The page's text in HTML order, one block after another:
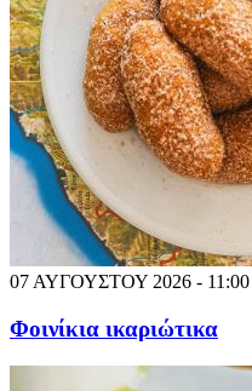
07 ΑΥΓΟΥΣΤΟΥ 2026 - 11:00
Φοινίκια ικαριώτικα